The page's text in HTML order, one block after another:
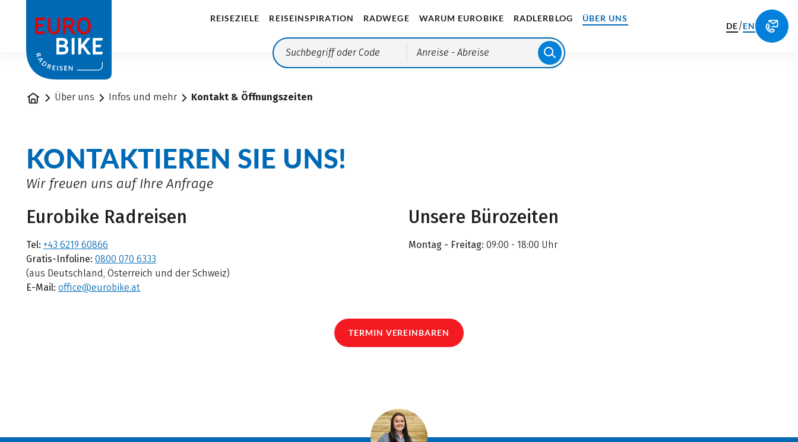
REISEZIELE REISEINSPIRATION RADWEGE WARUM EUROBIKE RADLERBLOG ÜBER UNS
Anreise - Abreise
DE/EN
StartseiteÜber uns Infos und mehr Kontakt & Öffnungszeiten
KONTAKTIEREN SIE UNS!
Wir freuen uns auf Ihre Anfrage
Eurobike Radreisen
Tel: +43 6219 60866
Gratis-Infoline: 0800 070 6333
(aus Deutschland, Österreich und der Schweiz)
E-Mail: office@eurobike.at
Unsere Bürozeiten
Montag - Freitag: 09:00 - 18:00 Uhr
TERMIN VEREINBAREN